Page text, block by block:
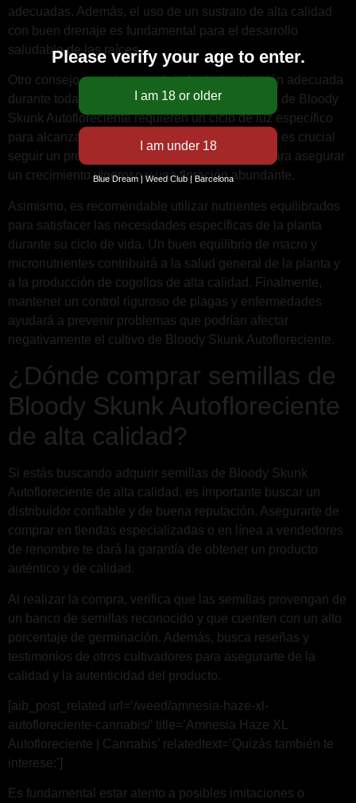
adecuadas. Además, el uso de un sustrato de alta calidad
con buen drenaje es fundamental para el desarrollo
saludable de las raíces.
Otro consejo importante es brindar la iluminación adecuada
durante todas las etapas del cultivo. Las plantas de Bloody
Skunk Autofloreciente requieren un ciclo de luz específico
para alcanzar su máximo potencial. Por lo tanto, es crucial
seguir un programa de iluminación coherente para asegurar
un crecimiento vigoroso y una floración abundante.
Asimismo, es recomendable utilizar nutrientes equilibrados
para satisfacer las necesidades específicas de la planta
durante su ciclo de vida. Un buen equilibrio de macro y
micronutrientes contribuirá a la salud general de la planta y
a la producción de cogollos de alta calidad. Finalmente,
mantener un control riguroso de plagas y enfermedades
ayudará a prevenir problemas que podrían afectar
negativamente el cultivo de Bloody Skunk Autofloreciente.
¿Dónde comprar semillas de
Bloody Skunk Autofloreciente
de alta calidad?
Si estás buscando adquirir semillas de Bloody Skunk
Autofloreciente de alta calidad, es importante buscar un
distribuidor confiable y de buena reputación. Asegurarte de
comprar en tiendas especializadas o en línea a vendedores
de renombre te dará la garantía de obtener un producto
auténtico y de calidad.
Al realizar la compra, verifica que las semillas provengan de
un banco de semillas reconocido y que cuenten con un alto
porcentaje de germinación. Además, busca reseñas y
testimonios de otros cultivadores para asegurarte de la
calidad y la autenticidad del producto.
[aib_post_related url=’/weed/amnesia-haze-xl-
autofloreciente-cannabis/’ title=’Amnesia Haze XL
Autofloreciente | Cannabis’ relatedtext=’Quizás también te
interese:’]
Es fundamental estar atento a posibles imitaciones o
Please verify your age to enter.
Blue Dream | Weed Club | Barcelona